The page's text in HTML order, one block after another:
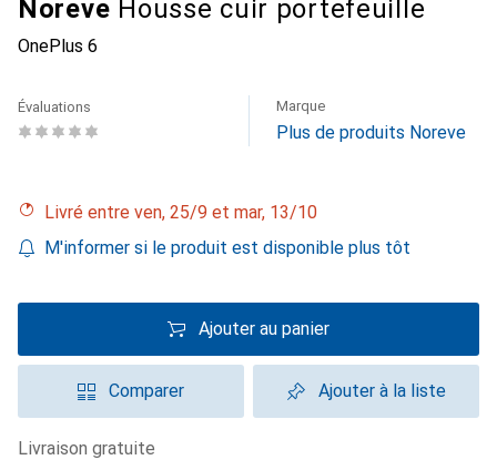
Noreve Housse cuir portefeuille
OnePlus 6
Évaluations Marque
Plus de produits Noreve
Livré entre ven, 25/9 et mar, 13/10
M'informer si le produit est disponible plus tôt
Ajouter au panier
Comparer Ajouter à la liste
livraison gratuite